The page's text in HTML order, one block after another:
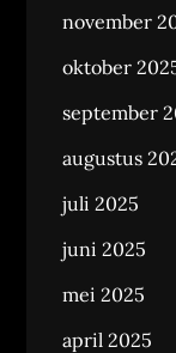
november
oktober
september
augustus
juli 2025
juni 2025
mei 2025
april 2025